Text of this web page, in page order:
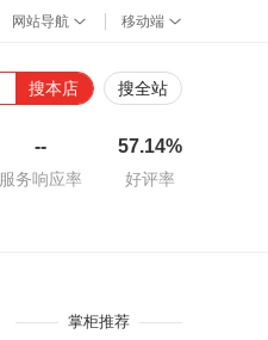
搜本店 搜全站
--
服务响应率
57.14%
好评率
掌柜推荐